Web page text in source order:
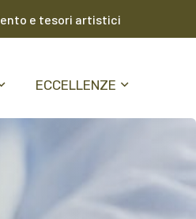
lento e tesori artistici
ECCELLENZE